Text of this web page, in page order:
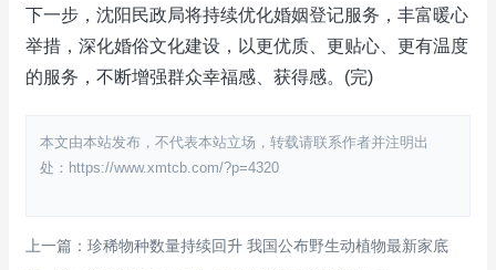
下一步，沈阳民政局将持续优化婚姻登记服务，丰富暖心
举措，深化婚俗文化建设，以更优质、更贴心、更有温度
的服务，不断增强群众幸福感、获得感。(完)
本文由本站发布，不代表本站立场，转载请联系作者并注明出
处：https://www.xmtcb.com/?p=4320
上一篇：珍稀物种数量持续回升 我国公布野生动植物最新家底